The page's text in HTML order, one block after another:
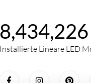
8,434,226
Installierte Lineare LED